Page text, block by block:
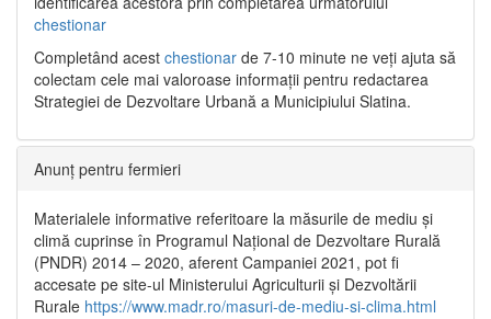
chestionar
Completând acest chestionar de 7-10 minute ne veți ajuta să
colectam cele mai valoroase informații pentru redactarea
Strategiei de Dezvoltare Urbană a Municipiului Slatina.
Anunț pentru fermieri
Materialele informative referitoare la măsurile de mediu și
climă cuprinse în Programul Național de Dezvoltare Rurală
(PNDR) 2014 – 2020, aferent Campaniei 2021, pot fi
accesate pe site-ul Ministerului Agriculturii și Dezvoltării
Rurale https://www.madr.ro/masuri-de-mediu-si-clima.html